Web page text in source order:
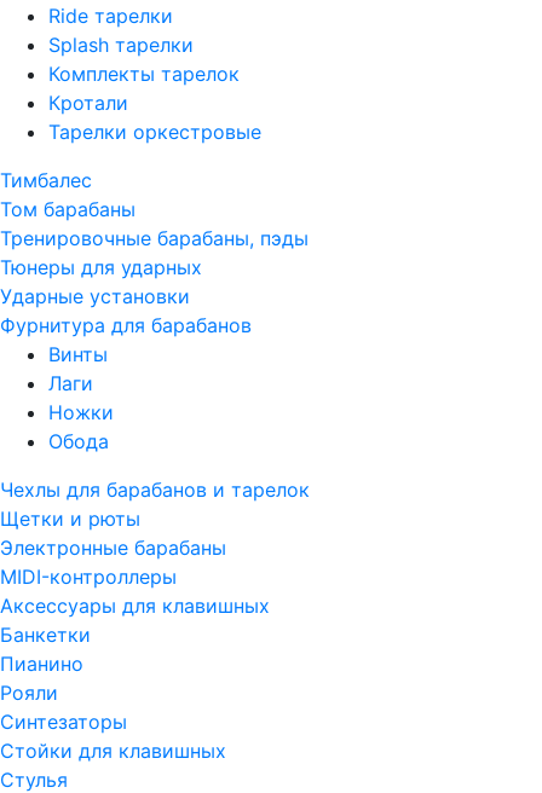
Ride тарелки
Splash тарелки
Комплекты тарелок
Кротали
Тарелки оркестровые
Тимбалес
Том барабаны
Тренировочные барабаны, пэды
Тюнеры для ударных
Ударные установки
Фурнитура для барабанов
Винты
Лаги
Ножки
Обода
Чехлы для барабанов и тарелок
Щетки и рюты
Электронные барабаны
MIDI-контроллеры
Аксессуары для клавишных
Банкетки
Пианино
Рояли
Синтезаторы
Стойки для клавишных
Стулья